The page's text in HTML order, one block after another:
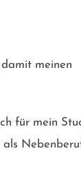
meinen
für mein